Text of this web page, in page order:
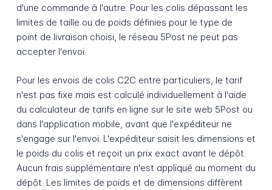
d'une commande à l'autre. Pour les colis dépassant les
limites de taille ou de poids définies pour le type de
point de livraison choisi, le réseau 5Post ne peut pas
accepter l'envoi.
Pour les envois de colis C2C entre particuliers, le tarif
n'est pas fixe mais est calculé individuellement à l'aide
du calculateur de tarifs en ligne sur le site web 5Post ou
dans l'application mobile, avant que l'expéditeur ne
s'engage sur l'envoi. L'expéditeur saisit les dimensions et
le poids du colis et reçoit un prix exact avant le dépôt.
Aucun frais supplémentaire n'est appliqué au moment du
dépôt. Les limites de poids et de dimensions diffèrent